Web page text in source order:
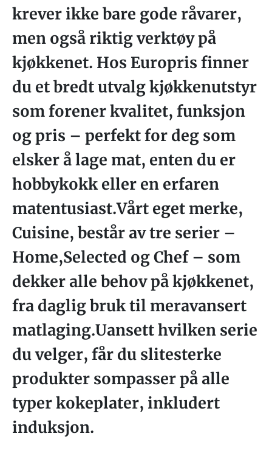
krever ikke bare gode råvarer,
men også riktig verktøy på
kjøkkenet. Hos Europris finner
du et bredt utvalg kjøkkenutstyr
som forener kvalitet, funksjon
og pris – perfekt for deg som
elsker å lage mat, enten du er
hobbykokk eller en erfaren
matentusiast.Vårt eget merke,
Cuisine, består av tre serier –
Home,Selected og Chef – som
dekker alle behov på kjøkkenet,
fra daglig bruk til meravansert
matlaging.Uansett hvilken serie
du velger, får du slitesterke
produkter sompasser på alle
typer kokeplater, inkludert
induksjon.